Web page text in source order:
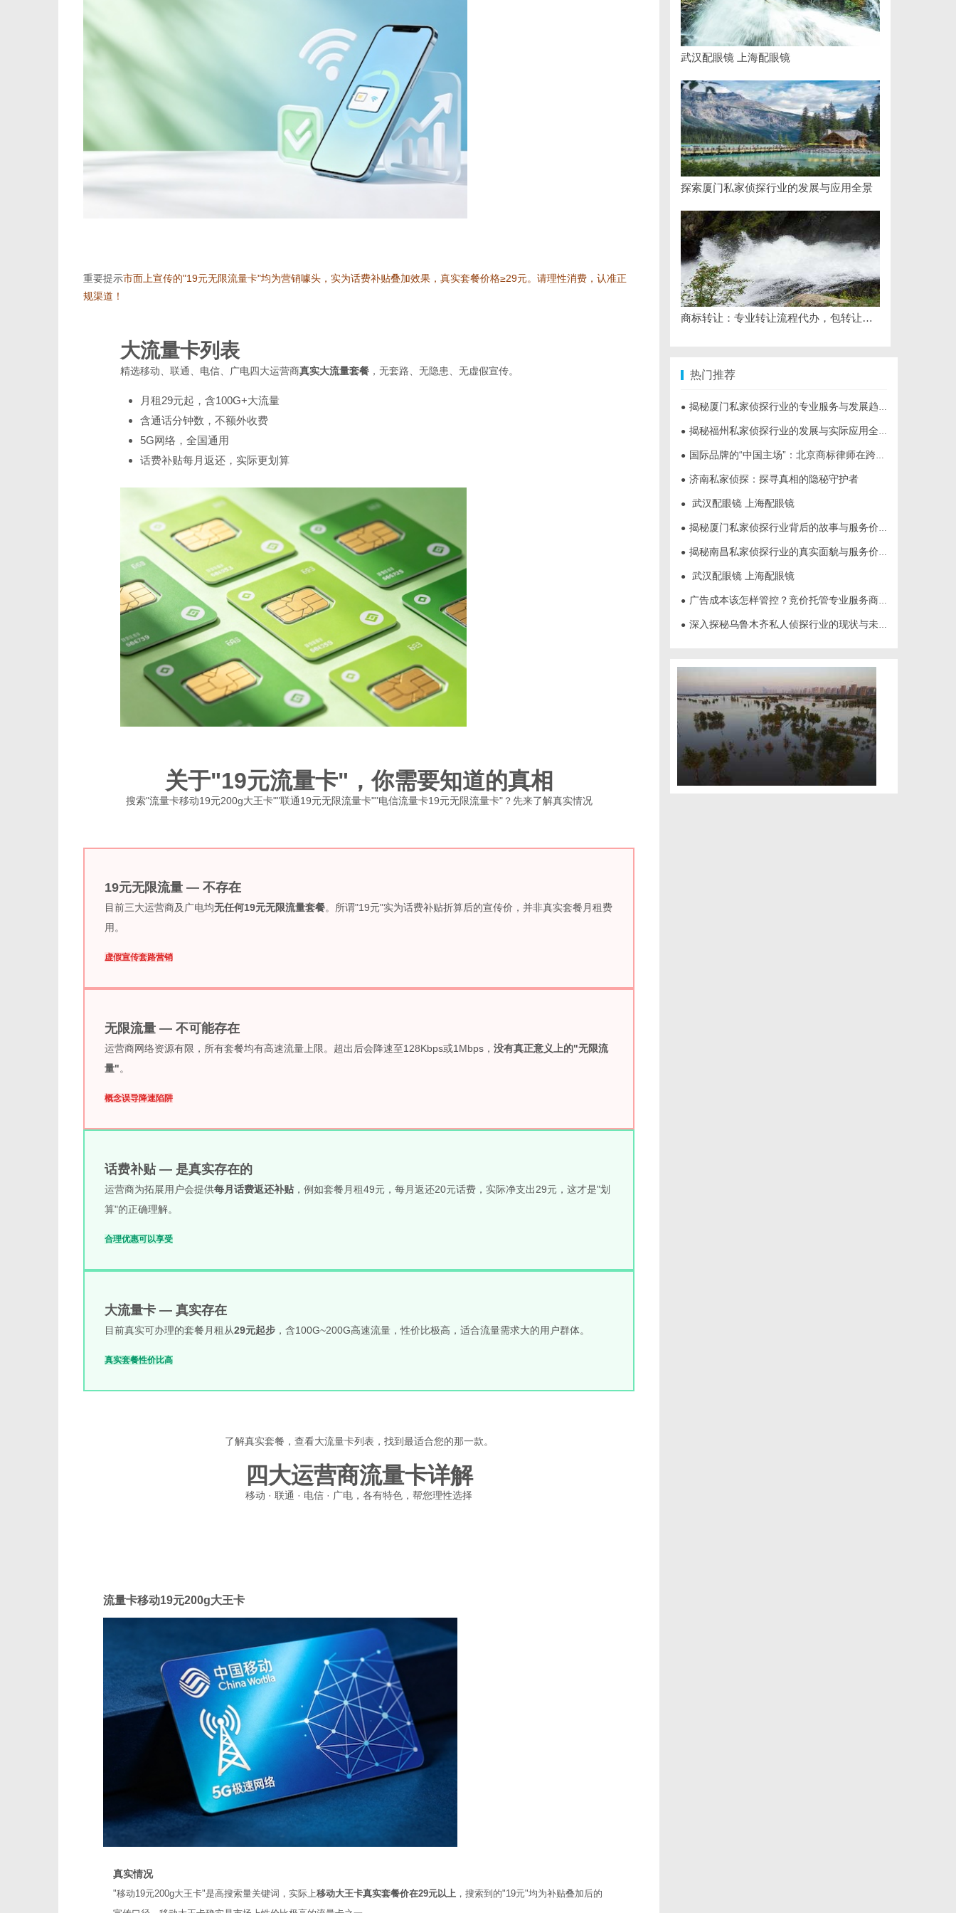
重要提示市面上宣传的"19元无限流量卡"均为营销噱头，实为话费补贴叠加效果，真实套餐价格≥29元。请理性消费，认准正
规渠道！
大流量卡列表
精选移动、联通、电信、广电四大运营商真实大流量套餐 ，无套路、无隐患、无虚假宣传。
月租29元起，含100G+大流量
含通话分钟数，不额外收费
5G网络，全国通用
话费补贴每月返还，实际更划算
关于"19元流量卡"，你需要知道的真相
搜索"流量卡移动19元200g大王卡""联通19元无限流量卡""电信流量卡19元无限流量卡"？先来了解真实情况
19元无限流量 — 不存在
目前三大运营商及广电均无任何19元无限流量套餐。所谓"19元"实为话费补贴折算后的宣传价，并非真实套餐月租费
用。
虚假宣传套路营销
无限流量 — 不可能存在
运营商网络资源有限，所有套餐均有高速流量上限。超出后会降速至128Kbps或1Mbps， 没有真正意义上的"无限流
量"。
概念误导降速陷阱
话费补贴 — 是真实存在的
运营商为拓展用户会提供每月话费返还补贴 ，例如套餐月租49元，每月返还20元话费，实际净支出29元，这才是"划
算"的正确理解。
合理优惠可以享受
大流量卡 — 真实存在
目前真实可办理的套餐月租从29元起步 ，含100G~200G高速流量，性价比极高，适合流量需求大的用户群体。
真实套餐性价比高
了解真实套餐，查看大流量卡列表，找到最适合您的那一款。
四大运营商流量卡详解
移动 · 联通 · 电信 · 广电，各有特色，帮您理性选择
流量卡移动19元200g大王卡
真实情况
"移动19元200g大王卡"是高搜索量关键词，实际上移动大王卡真实套餐价在29元以上 ，搜索到的"19元"均为补贴叠加后的
武汉配眼镜 上海配眼镜
探索厦门私家侦探行业的发展与应用全景
商标转让：专业转让流程代办，包转让成功再付款
热门推荐
● 揭秘厦门私家侦探行业的专业服务与发展趋势
● 揭秘福州私家侦探行业的发展与实际应用全解析
● 国际品牌的“中国主场”：北京商标律师在跨境维权中的战略支点
● 济南私家侦探：探寻真相的隐秘守护者
● 武汉配眼镜 上海配眼镜
● 揭秘厦门私家侦探行业背后的故事与服务价值
● 揭秘南昌私家侦探行业的真实面貌与服务价值详解
● 武汉配眼镜 上海配眼镜
● 广告成本该怎样管控？竞价托管专业服务商俐麸科技
● 深入探秘乌鲁木齐私人侦探行业的现状与未来发展趋势